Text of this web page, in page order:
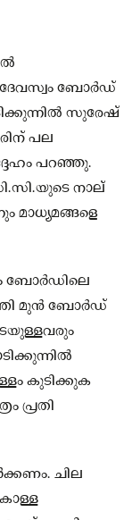
ബോർഡ്
സുരേഷ്
പല
പറഞ്ഞു.
നാല്
മാധ്യമങ്ങളെ
ബോർഡിലെ
മുൻ ബോർഡ്
കുടിക്കുക
പ്രതി
ചില